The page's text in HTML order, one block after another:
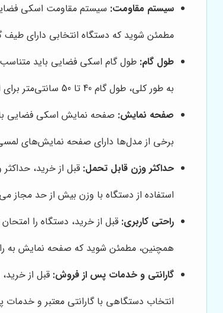
سیستم مقاومت: سیستم مقاومت اسکی
مطمئن شوید که دستگاه انتخابی دارای
طول گام: طول گام اسکی فضایی باید
به طور کلی، طول گام 40 تا 50 سانتی‌متر برای اکثر افراد مناسب است.
صفحه نمایش: صفحه نمایش اسکی فضایی
برخی از مدل‌ها دارای صفحه نمایش‌های لمسی
حداکثر وزن قابل تحمل: قبل از خرید،
استفاده از دستگاه با وزن بیش از حد مجاز
راحتی کاربری: قبل از خرید، دستگاه را
همچنین، مطمئن شوید که صفحه نمایش به
گارانتی و خدمات پس از فروش: قبل از
انتخاب دستگاهی با گارانتی معتبر و